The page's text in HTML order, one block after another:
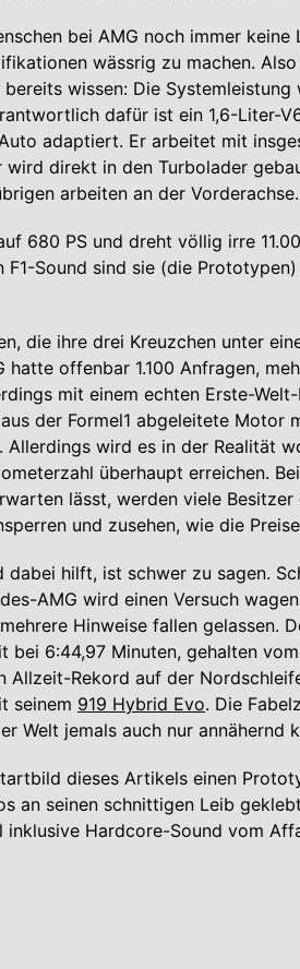
bei AMG noch immer keine
wässrig zu machen.
wissen: Die
dafür ist ein 1,6-Liter-
adaptiert. Er arbeitet mit
wird direkt in den Turbolader
arbeiten an der Vorderachse.
680 PS und dreht völlig irre
Sound sind sie (die
die ihre drei Kreuzchen unter
offenbar 1.100 Anfragen,
mit einem echten Erste-
der Formel1 abgeleitete Motor
Allerdings wird es in der Realität
überhaupt erreichen.
lässt, werden viele
und zusehen, wie die
dabei hilft, ist schwer zu sagen.
AMG wird einen Versuch
Hinweise fallen gelassen.
bei 6:44,97 Minuten, gehalten vom
Allzeit-Rekord auf der
seinem 919 Hybrid Evo. Die
Welt jemals auch nur annähernd
dieses Artikels einen
an seinen schnittigen Leib
inklusive Hardcore-Sound vom